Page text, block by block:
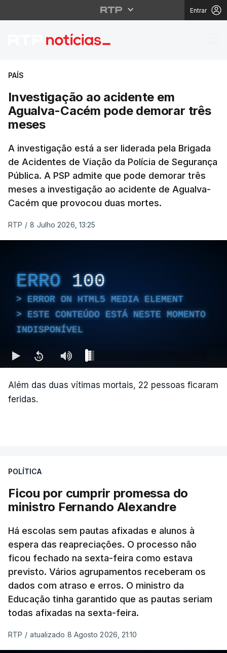
Entrar
Investigação ao
PAÍS
Investigação ao acidente em
Agualva-Cacém pode demorar três
meses
A investigação está a ser liderada pela Brigada
de Acidentes de Viação da Polícia de Segurança
Pública. A PSP admite que pode demorar três
meses a investigação ao acidente de Agualva-
Cacém que provocou duas mortes.
RTP / 8 Julho 2026, 13:25
ERRO 100
ERROR ON HTML5 MEDIA ELEMENT
ESTE CONTEÚDO ESTÁ NESTE MOMENTO
INDISPONÍVEL
Além das duas vítimas mortais, 22 pessoas ficaram
feridas.
POLÍTICA
Ficou por cumprir promessa do
ministro Fernando Alexandre
Há escolas sem pautas afixadas e alunos à
espera das reapreciações. O processo não
ficou fechado na sexta-feira como estava
previsto. Vários agrupamentos receberam os
dados com atraso e erros. O ministro da
Educação tinha garantido que as pautas seriam
todas afixadas na sexta-feira.
RTP / atualizado 8 Agosto 2026, 21:10